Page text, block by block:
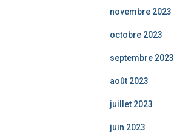
novembre 2023
octobre 2023
septembre 2023
août 2023
juillet 2023
juin 2023